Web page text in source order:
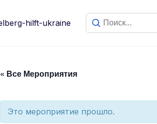
« Все Мероприятия
Это мероприятие прошло.